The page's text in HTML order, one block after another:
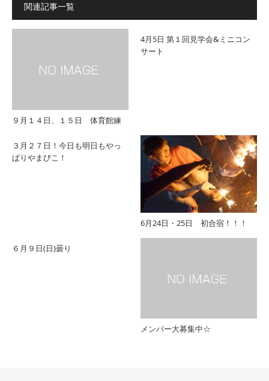
関連記事一覧
９月１４日、１５日 体育館練
4月5日 第１回見学会&ミニコン
サート
３月２７日！今日も明日もやっ
ぱりやまびこ！
6月24日・25日 初合宿！！！
６月９日(日)曇り
メンバー大募集中☆